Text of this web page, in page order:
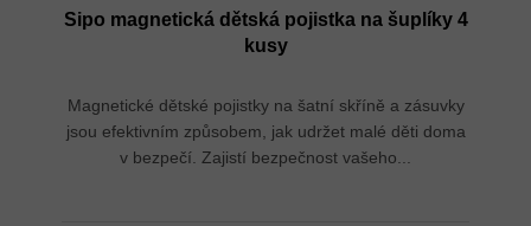
Sipo magnetická dětská pojistka na šuplíky 4
kusy
Magnetické dětské pojistky na šatní skříně a zásuvky
jsou efektivním způsobem, jak udržet malé děti doma
v bezpečí. Zajistí bezpečnost vašeho...